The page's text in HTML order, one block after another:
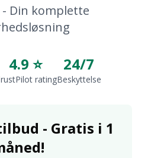
- Din komplette
4.9 ⭐
rating
24/7
Beskyttelse
- Gratis i 1